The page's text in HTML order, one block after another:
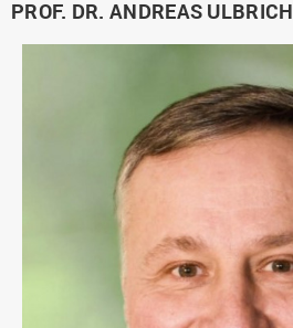
PROF. DR. ANDREAS ULBRICH